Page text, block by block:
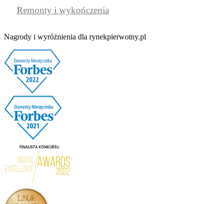
Remonty i wykończenia
Nagrody i wyróżnienia dla rynekpierwotny.pl